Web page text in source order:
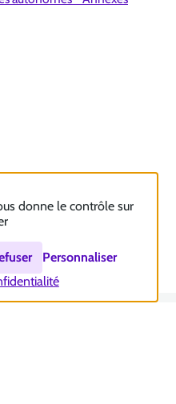
une nouvelle fenêtre)
donne le contrôle sur
Personnaliser